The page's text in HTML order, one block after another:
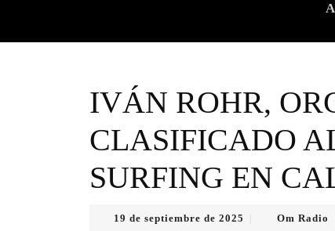
IVÁN ROHR,
CLASIFICADO
SURFING EN
19 de septiembre de 2025 Om Radio